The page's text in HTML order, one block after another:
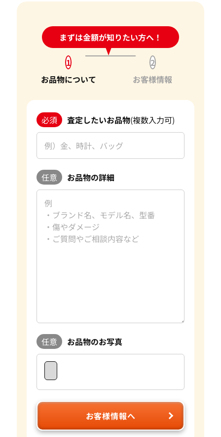
まずは金額が知りたい方へ！
24時間受付中!問い合わせフォーム
1
お品物について
2
お客様情報
必須 査定したいお品物(複数入力可)
任意 お品物の詳細
任意 お品物のお写真
お客様情報へ